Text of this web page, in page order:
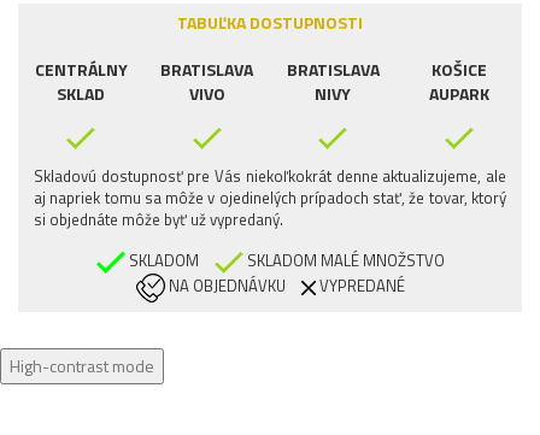
TABUĽKA DOSTUPNOSTI
CENTRÁLNY
SKLAD
BRATISLAVA
VIVO
BRATISLAVA
NIVY
KOŠICE
AUPARK
Skladovú dostupnosť pre Vás niekoľkokrát denne aktualizujeme, ale
aj napriek tomu sa môže v ojedinelých prípadoch stať, že tovar, ktorý
si objednáte môže byť už vypredaný.
SKLADOM
SKLADOM MALÉ MNOŽSTVO
NA OBJEDNÁVKU
VYPREDANÉ
High-contrast mode